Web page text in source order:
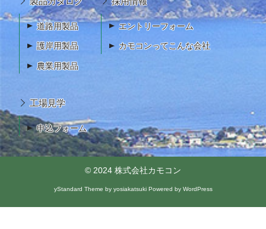
道路用製品
護岸用製品
農業用製品
エントリーフォーム
カモコンってこんな会社
工場見学
申込フォーム
© 2024 株式会社カモコン
yStandard Theme by yosiakatsukiPowered by WordPress